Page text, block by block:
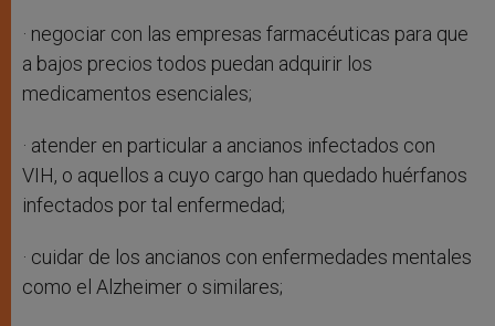
· negociar con las empresas farmacéuticas para que
a bajos precios todos puedan adquirir los
medicamentos esenciales;
· atender en particular a ancianos infectados con
VIH, o aquellos a cuyo cargo han quedado huérfanos
infectados por tal enfermedad;
· cuidar de los ancianos con enfermedades mentales
como el Alzheimer o similares;